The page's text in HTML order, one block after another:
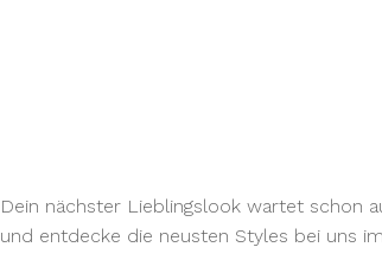
Dein nächster Lieblingslook wartet schon
und entdecke die neusten Styles bei uns